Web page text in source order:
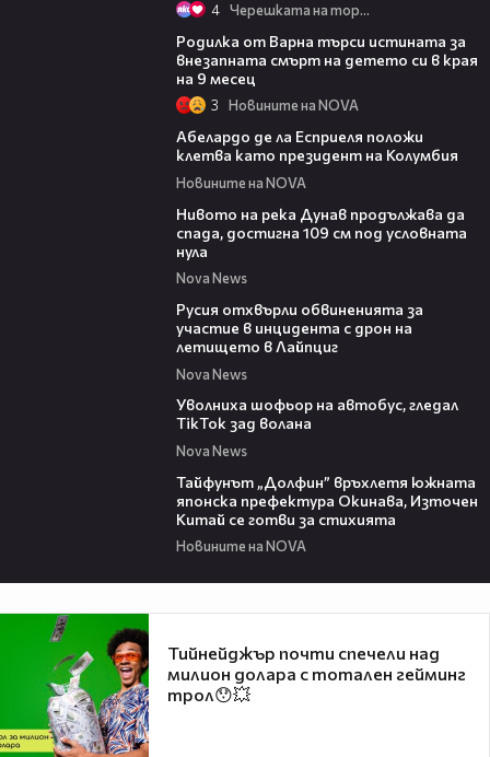
4 Черешката на тортата
Родилка от Варна търси истината за
внезапната смърт на детето си в края
на 9 месец
3 Новините на NOVA
Абелардо де ла Есприеля положи
клетва като президент на Колумбия
Новините на NOVA
Нивото на река Дунав продължава да
спада, достигна 109 см под условната
нула
Nova News
Русия отхвърли обвиненията за
участие в инцидента с дрон на
летището в Лайпциг
Nova News
Уволниха шофьор на автобус, гледал
TikTok зад волана
Nova News
Тайфунът „Долфин” връхлетя южната
японска префектура Окинава, Източен
Китай се готви за стихията
Новините на NOVA
Тийнейджър почти спечели над
милион долара с тотален гейминг
трол😯💥